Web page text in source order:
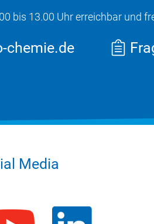
bis 13.00 Uhr erreichbar und
chemie.de
Media